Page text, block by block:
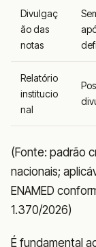
Divulgaç
ão das
notas
Relatório
institucio
nal
(Fonte: padrão
nacionais;
ENAMED
1.370/2026)
É fundamental